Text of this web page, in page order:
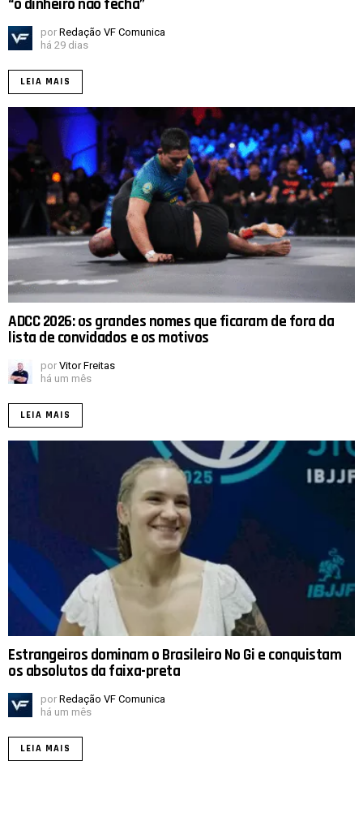
“o dinheiro não fecha”
por Redação VF Comunica
há 29 dias
LEIA MAIS
ADCC 2026: os grandes nomes que ficaram de fora da
lista de convidados e os motivos
por Vitor Freitas
há um mês
LEIA MAIS
Estrangeiros dominam o Brasileiro No Gi e conquistam
os absolutos da faixa-preta
por Redação VF Comunica
há um mês
LEIA MAIS